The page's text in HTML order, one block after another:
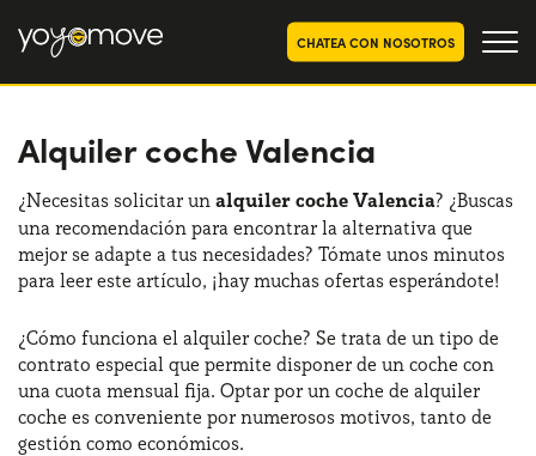
CHATEA CON NOSOTROS
OFERTAS RENTING COCHES
Particulares
Autónomos y Empresas
OFERTAS RENTING
SEGUNDA MANO
RENTING COCHES POR MESES
QUIENES SOMOS
Nuestra historia
Trabaja con nosotros
CÓMO FUNCIONA
POR QUÉ CONVIENE
Alquiler coche Valencia
¿Necesitas solicitar un alquiler coche Valencia? ¿Buscas
una recomendación para encontrar la alternativa que
mejor se adapte a tus necesidades? Tómate unos minutos
para leer este artículo, ¡hay muchas ofertas esperándote!
¿Cómo funciona el alquiler coche? Se trata de un tipo de
contrato especial que permite disponer de un coche con
una cuota mensual fija. Optar por un coche de alquiler
coche es conveniente por numerosos motivos, tanto de
gestión como económicos.